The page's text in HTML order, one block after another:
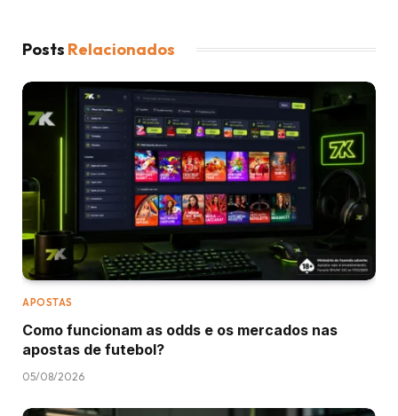
Posts Relacionados
APOSTAS
Como funcionam as odds e os mercados nas
apostas de futebol?
05/08/2026